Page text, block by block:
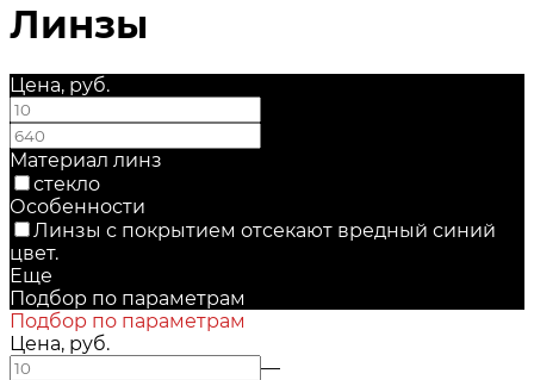
Линзы
Цена, руб.
Материал линз
стекло
Особенности
Линзы с покрытием отсекают вредный синий
цвет.
Еще
Подбор по параметрам
Подбор по параметрам
Цена, руб.
—